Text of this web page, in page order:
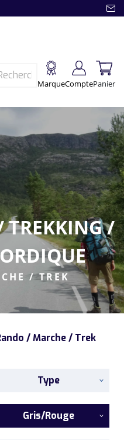
MarqueComptePanier
TREKKING /
/ TREK
/ Marche / Trek
Type
Gris/Rouge